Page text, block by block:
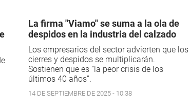
La firma "Viamo" se suma a la ola de
despidos en la industria del calzado
Los empresarios del sector advierten que los
cierres y despidos se multiplicarán.
Sostienen que es “la peor crisis de los
últimos 40 años”.
14 DE SEPTIEMBRE DE 2025 - 10:38